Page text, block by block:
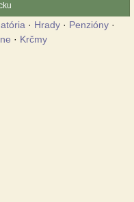
· Hrady· Penzióny·
· Krčmy